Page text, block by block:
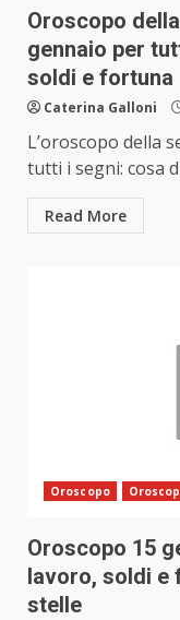
Oroscopo
gennaio per
soldi e fortuna
Caterina Galloni
L’oroscopo della
tutti i segni: cosa
Read More
Oroscopo
Oroscopo 15
lavoro, soldi e
stelle